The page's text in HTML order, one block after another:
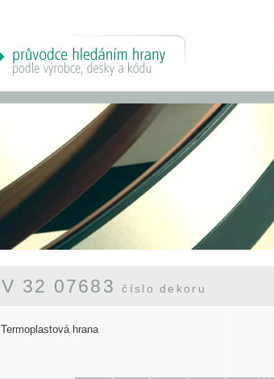
V 32 07683číslo dekoru
Termoplastová hrana